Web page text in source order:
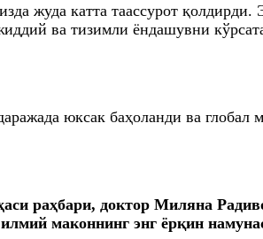
жуда катта таассурот
ва тизимли ёндашувни
юксак баҳоланди ва
раҳбари, доктор Миляна
маконнинг энг ёрқин